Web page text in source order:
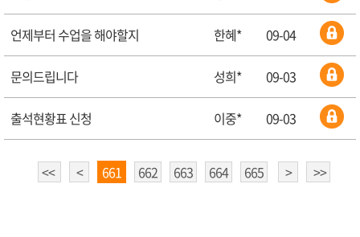
언제부터 수업을 해야할지 한혜* 09-04
문의드립니다 성희* 09-03
출석현황표 신청 이중* 09-03
<< < 661 662 663 664 665 > >>